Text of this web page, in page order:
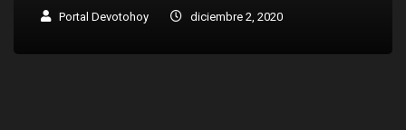
Portal Devotohoy diciembre 2, 2020